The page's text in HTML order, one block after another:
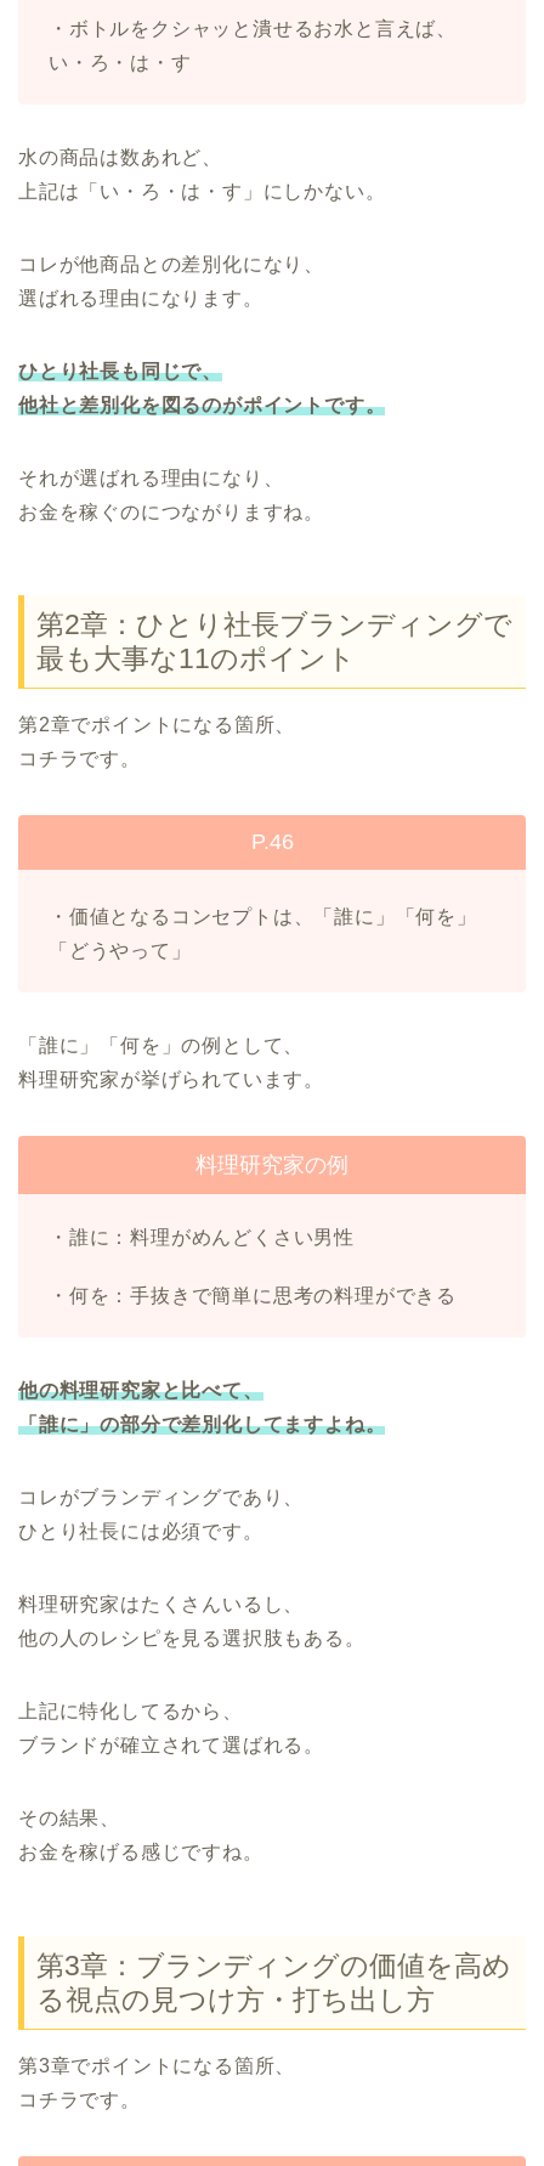
・ボトルをクシャッと潰せるお水と言えば、
い・ろ・は・す
水の商品は数あれど、
上記は「い・ろ・は・す」にしかない。
コレが他商品との差別化になり、
選ばれる理由になります。
ひとり社長も同じで、
他社と差別化を図るのがポイントです。
それが選ばれる理由になり、
お金を稼ぐのにつながりますね。
第2章：ひとり社長ブランディングで
最も大事な11のポイント
第2章でポイントになる箇所、
コチラです。
P.46
・価値となるコンセプトは、「誰に」「何を」
「どうやって」
「誰に」「何を」の例として、
料理研究家が挙げられています。
料理研究家の例
・誰に：料理がめんどくさい男性
・何を：手抜きで簡単に思考の料理ができる
他の料理研究家と比べて、
「誰に」の部分で差別化してますよね。
コレがブランディングであり、
ひとり社長には必須です。
料理研究家はたくさんいるし、
他の人のレシピを見る選択肢もある。
上記に特化してるから、
ブランドが確立されて選ばれる。
その結果、
お金を稼げる感じですね。
第3章：ブランディングの価値を高め
る視点の見つけ方・打ち出し方
第3章でポイントになる箇所、
コチラです。